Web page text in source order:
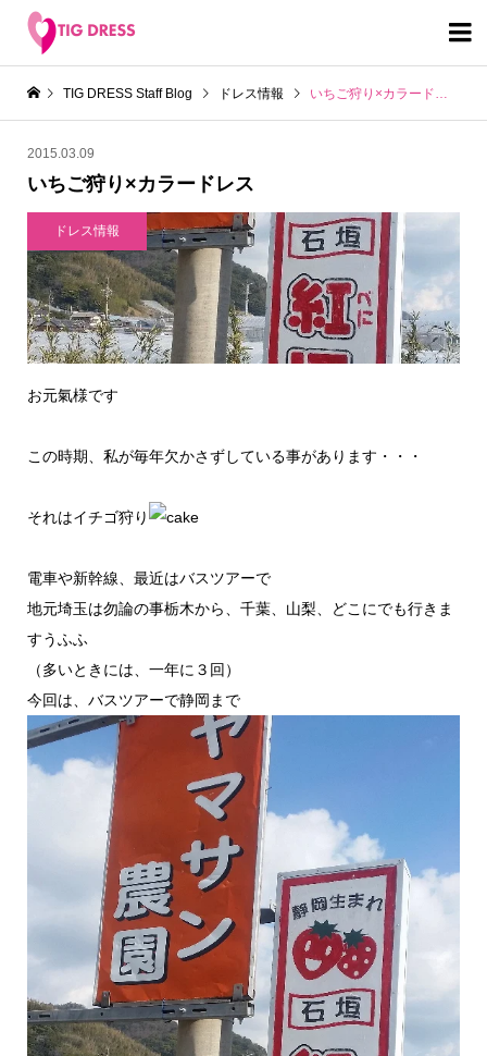

TIG DRESS Staff Blog ドレス情報 いちご狩り×カラードレス
2015.03.09
いちご狩り×カラードレス
ドレス情報
お元氣様です
この時期、私が毎年欠かさずしている事があります・・・
それはイチゴ狩り
電車や新幹線、最近はバスツアーで
地元埼玉は勿論の事栃木から、千葉、山梨、どこにでも行きま
すうふふ
（多いときには、一年に３回）
今回は、バスツアーで静岡まで